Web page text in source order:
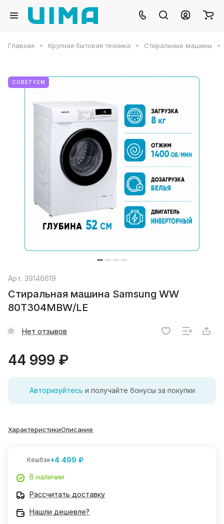
Главная Крупная бытовая техника Стиральные машины
СОВЕТУЕМ
Арт. 39146619
Стиральная машина Samsung WW
80T304MBW/LE
Нет отзывов
44 999 ₽
Авторизуйтесь и получайте бонусы за покупки
ХарактеристикиОписание
Кешбэк+4 499 ₽
В наличии
Рассчитать доставку
Нашли дешевле?